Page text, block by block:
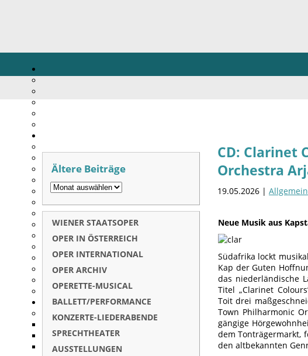
CD: Clarinet
Orchestra
19.05.2026 | Allgemein
Neue Musik aus
Südafrika lockt
Kap der Guten
das niederländische
Titel „Clarinet
Toit drei
Town Philharmonic
gängige
dem Tonträgermarkt,
den altbekannten
Ältere Beiträge
WIENER STAATSOPER
OPER IN ÖSTERREICH
OPER INTERNATIONAL
OPER ARCHIV
OPERETTE-MUSICAL
BALLETT/PERFORMANCE
KONZERTE-LIEDERABENDE
SPRECHTHEATER
AUSSTELLUNGEN